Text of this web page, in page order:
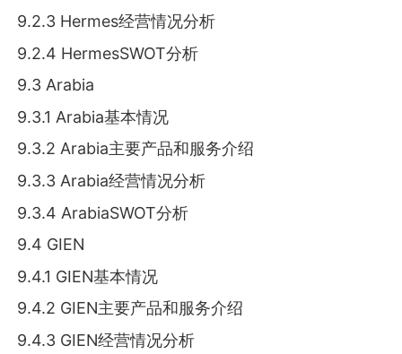
9.2.3 Hermes经营情况分析
9.2.4 HermesSWOT分析
9.3 Arabia
9.3.1 Arabia基本情况
9.3.2 Arabia主要产品和服务介绍
9.3.3 Arabia经营情况分析
9.3.4 ArabiaSWOT分析
9.4 GIEN
9.4.1 GIEN基本情况
9.4.2 GIEN主要产品和服务介绍
9.4.3 GIEN经营情况分析